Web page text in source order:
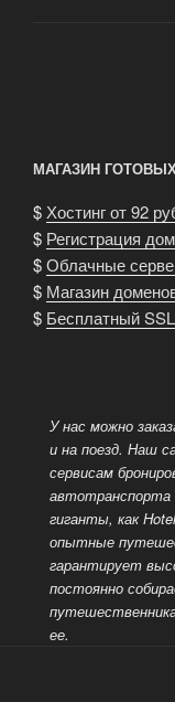
МАГАЗИН
$ Хостинг от 92
$ Регистрация
$Облачные
$ Магазин
$ Бесплатный SSL
У нас можно
и на поезд. Наш
сервисам
автотранспорта
гиганты, как
опытные
гарантирует
постоянно
ее.